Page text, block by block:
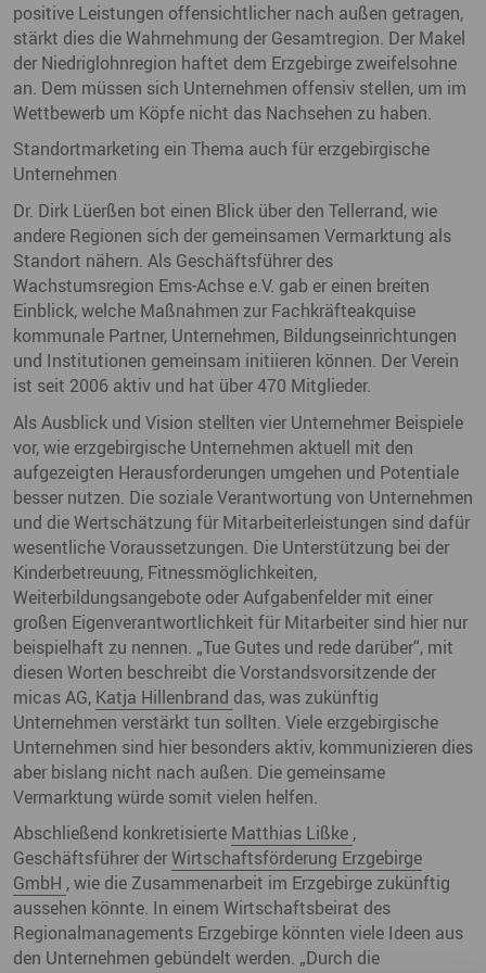
positive Leistungen offensichtlicher nach außen getragen,
stärkt dies die Wahrnehmung der Gesamtregion. Der Makel
der Niedriglohnregion haftet dem Erzgebirge zweifelsohne
an. Dem müssen sich Unternehmen offensiv stellen, um im
Wettbewerb um Köpfe nicht das Nachsehen zu haben.
Standortmarketing ein Thema auch für erzgebirgische
Unternehmen
Dr. Dirk Lüerßen bot einen Blick über den Tellerrand, wie
andere Regionen sich der gemeinsamen Vermarktung als
Standort nähern. Als Geschäftsführer des
Wachstumsregion Ems-Achse e.V. gab er einen breiten
Einblick, welche Maßnahmen zur Fachkräfteakquise
kommunale Partner, Unternehmen, Bildungseinrichtungen
und Institutionen gemeinsam initiieren können. Der Verein
ist seit 2006 aktiv und hat über 470 Mitglieder.
Als Ausblick und Vision stellten vier Unternehmer Beispiele
vor, wie erzgebirgische Unternehmen aktuell mit den
aufgezeigten Herausforderungen umgehen und Potentiale
besser nutzen. Die soziale Verantwortung von Unternehmen
und die Wertschätzung für Mitarbeiterleistungen sind dafür
wesentliche Voraussetzungen. Die Unterstützung bei der
Kinderbetreuung, Fitnessmöglichkeiten,
Weiterbildungsangebote oder Aufgabenfelder mit einer
großen Eigenverantwortlichkeit für Mitarbeiter sind hier nur
beispielhaft zu nennen. „Tue Gutes und rede darüber“, mit
diesen Worten beschreibt die Vorstandsvorsitzende der
micas AG, Katja Hillenbrand das, was zukünftig
Unternehmen verstärkt tun sollten. Viele erzgebirgische
Unternehmen sind hier besonders aktiv, kommunizieren dies
aber bislang nicht nach außen. Die gemeinsame
Vermarktung würde somit vielen helfen.
Abschließend konkretisierte Matthias Lißke ,
Geschäftsführer derWirtschaftsförderung Erzgebirge
GmbH , wie die Zusammenarbeit im Erzgebirge zukünftig
aussehen könnte. In einem Wirtschaftsbeirat des
Regionalmanagements Erzgebirge könnten viele Ideen aus
den Unternehmen gebündelt werden. „Durch die